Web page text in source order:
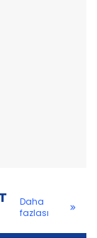
Daha
fazlası